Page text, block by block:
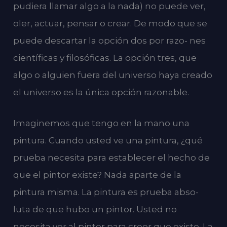
pudiera llamar algo a la nada) no puede ver,
oler, actuar, pensar o crear. De modo que se
puede descartar la opción dos por razo- nes
científicas y filosóficas. La opción tres, que
algo o alguien fuera del universo haya creado
el universo es la única opción razonable.
Imaginemos que tengo en la mano una
pintura. Cuando usted ve una pintura, ¿qué
prueba necesita para establecer el hecho de
que el pintor existe? Nada aparte de la
pintura misma. La pintura es prueba abso-
luta de que hubo un pintor. Usted no